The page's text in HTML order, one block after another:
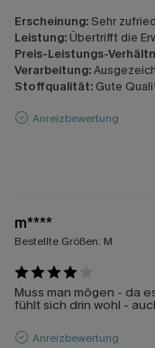
Erscheinung: Sehr
Leistung: Übertrifft die
Preis-Leistungs-
Verarbeitung:
Stoffqualität: Gute
Anreizbewertung
m****
Bestellte Größen: M
Muss man mögen - da
fühlt sich drin wohl -
Anreizbewertung